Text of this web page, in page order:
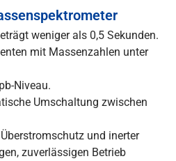
weniger als 0,5 Sekunden.
mit Massenzahlen unter
Niveau.
Umschaltung zwischen
und inerter
zuverlässigen Betrieb